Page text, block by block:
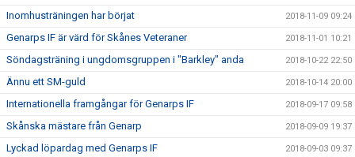
Inomhusträningen har börjat 2018-11-09 09:24
Genarps IF är värd för Skånes Veteraner 2018-11-01 10:21
Söndagsträning i ungdomsgruppen i "Barkley" anda 2018-10-22 22:50
Ännu ett SM-guld 2018-10-14 20:00
Internationella framgångar för Genarps IF 2018-09-17 09:58
Skånska mästare från Genarp 2018-09-09 19:37
Lyckad löpardag med Genarps IF 2018-09-03 09:37